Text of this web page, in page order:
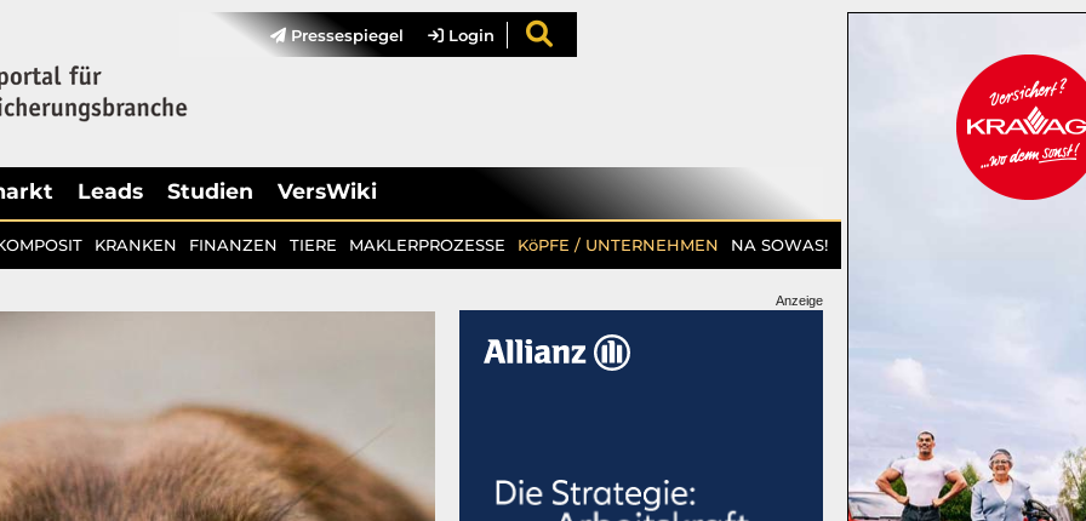
Pressespiegel Login
Leads Studien VersWiki
KRANKEN FINANZEN TIERE MAKLERPROZESSE KöPFE / UNTERNEHMEN NA SOWAS!
Anzeige